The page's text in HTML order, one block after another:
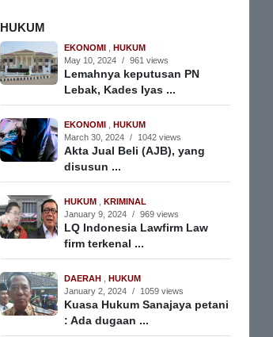
HUKUM
EKONOMI
HUKUM
May 10, 2024 / 961 views
Lemahnya keputusan PN
Lebak, Kades Iyas ...
EKONOMI
HUKUM
March 30, 2024 / 1042 views
Akta Jual Beli (AJB), yang
disusun ...
HUKUM
KRIMINAL
January 9, 2024 / 969 views
LQ Indonesia Lawfirm Law
firm terkenal ...
DAERAH
HUKUM
January 2, 2024 / 1059 views
Kuasa Hukum Sanajaya petani
: Ada dugaan ...